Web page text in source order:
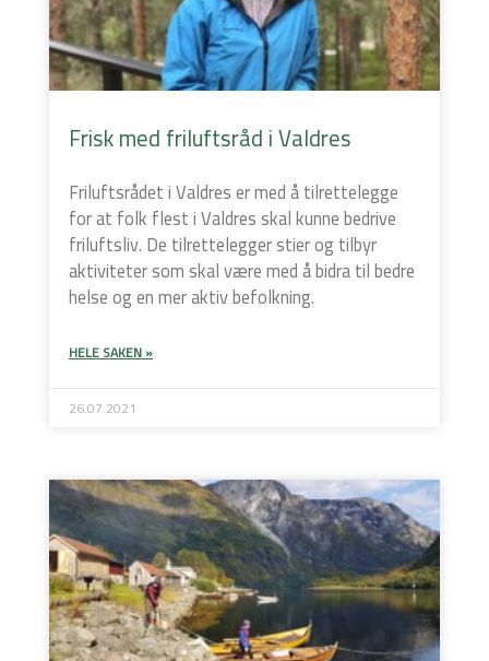
Frisk med friluftsråd i Valdres
Friluftsrådet i Valdres er med å tilrettelegge
for at folk flest i Valdres skal kunne bedrive
friluftsliv. De tilrettelegger stier og tilbyr
aktiviteter som skal være med å bidra til bedre
helse og en mer aktiv befolkning.
HELE SAKEN »
26.07 2021